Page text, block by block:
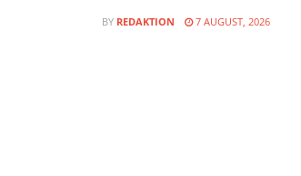
BY REDAKTION 7 AUGUST, 2026